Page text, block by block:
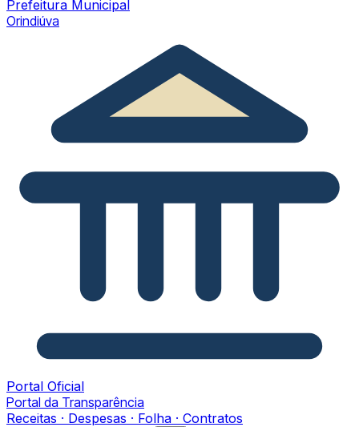
Prefeitura Municipal
Orindiúva
Portal Oficial
Portal da Transparência
Receitas · Despesas · Folha · Contratos